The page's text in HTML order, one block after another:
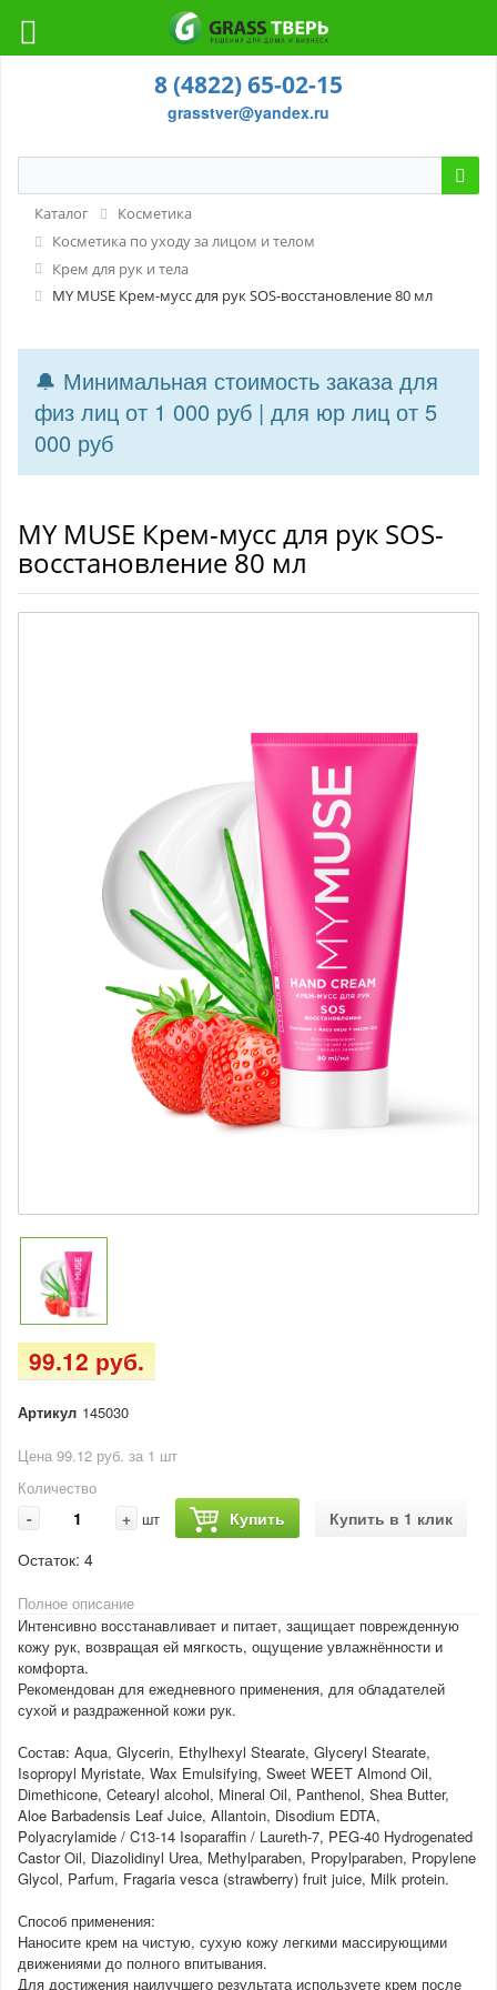
8 (4822) 65-02-15
grasstver@yandex.ru
Каталог
Косметика
Косметика по уходу за лицом и телом
Крем для рук и тела
MY MUSE Крем-мусс для рук SOS-восстановление 80 мл
🔔 Минимальная стоимость заказа для
физ лиц от 1 000 руб | для юр лиц от 5
000 руб
MY MUSE Крем-мусс для рук SOS-
восстановление 80 мл
99.12 руб.
Артикул 145030
Цена 99.12 руб. за 1 шт
Количество
- + шт Купить
Купить в 1 клик
Остаток: 4
Полное описание
Интенсивно восстанавливает и питает, защищает поврежденную
кожу рук, возвращая ей мягкость, ощущение увлажнённости и
комфорта.
Рекомендован для ежедневного применения, для обладателей
сухой и раздраженной кожи рук.
Состав: Aqua, Glycerin, Ethylhexyl Stearate, Glyceryl Stearate,
Isopropyl Myristate, Wax Emulsifying, Sweet WEET Almond Oil,
Dimethicone, Cetearyl alcohol, Mineral Oil, Panthenol, Shea Butter,
Aloe Barbadensis Leaf Juice, Allantoin, Disodium EDTA,
Polyacrylamide / C13-14 Isoparaffin / Laureth-7, PEG-40 Hydrogenated
Castor Oil, Diazolidinyl Urea, Methylparaben, Propylparaben, Propylene
Glycol, Parfum, Fragaria vesca (strawberry) fruit juice, Milk protein.
Способ применения:
Наносите крем на чистую, сухую кожу легкими массирующими
движениями до полного впитывания.
Для достижения наилучшего результата используете крем после